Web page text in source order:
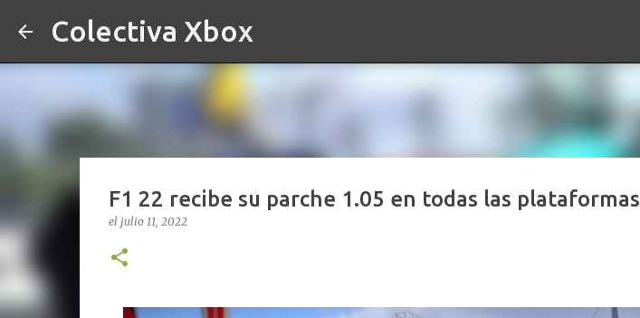
Colectiva Xbox
F1 22 recibe su parche 1.05 en todas las plataformas
el julio 11, 2022